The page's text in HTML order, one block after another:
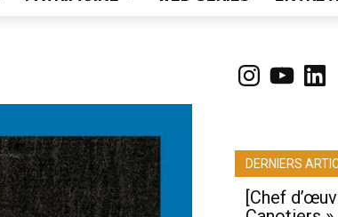
Instagram
YouTube
DERNIERS
[Chef